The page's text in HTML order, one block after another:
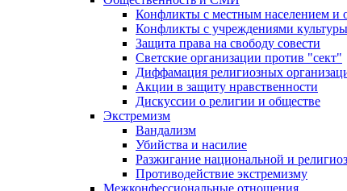
Конфликты с местным населением и
Конфликты с учреждениями культуры
Защита права на свободу совести
Светские организации против "сект"
Диффамация религиозных
Акции в защиту нравственности
Дискуссии о религии и обществе
Экстремизм
Вандализм
Убийства и насилие
Разжигание национальной и
Противодействие экстремизму